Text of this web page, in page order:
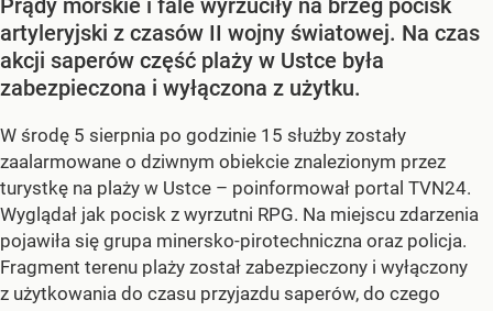
Prądy morskie i fale wyrzuciły na brzeg pocisk
artyleryjski z czasów II wojny światowej. Na czas
akcji saperów część plaży w Ustce była
zabezpieczona i wyłączona z użytku.
W środę 5 sierpnia po godzinie 15 służby zostały
zaalarmowane o dziwnym obiekcie znalezionym przez
turystkę na plaży w Ustce – poinformował portal TVN24.
Wyglądał jak pocisk z wyrzutni RPG. Na miejscu zdarzenia
pojawiła się grupa minersko-pirotechniczna oraz policja.
Fragment terenu plaży został zabezpieczony i wyłączony
z użytkowania do czasu przyjazdu saperów, do czego